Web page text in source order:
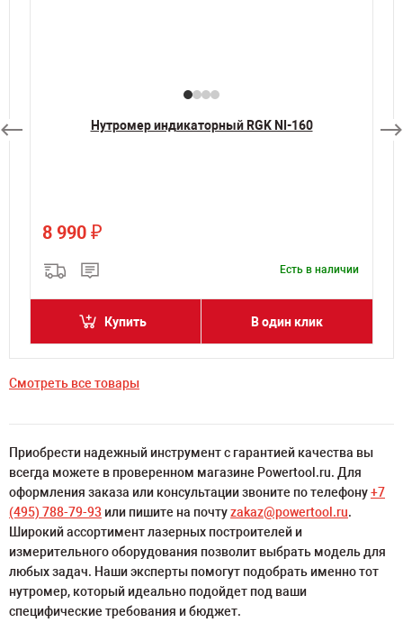
Нутромер индикаторный RGK NI-160
8 990 ₽
Есть в наличии
Купить В один клик
Смотреть все товары
Приобрести надежный инструмент с гарантией качества вы
всегда можете в проверенном магазине Powertool.ru. Для
оформления заказа или консультации звоните по телефону+7
(495) 788-79-93 или пишите на почтуzakaz@powertool.ru.
Широкий ассортимент лазерных построителей и
измерительного оборудования позволит выбрать модель для
любых задач. Наши эксперты помогут подобрать именно тот
нутромер, который идеально подойдет под ваши
специфические требования и бюджет.